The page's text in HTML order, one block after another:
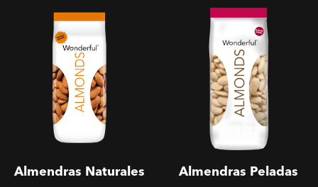
Almendras Naturales Almendras Peladas